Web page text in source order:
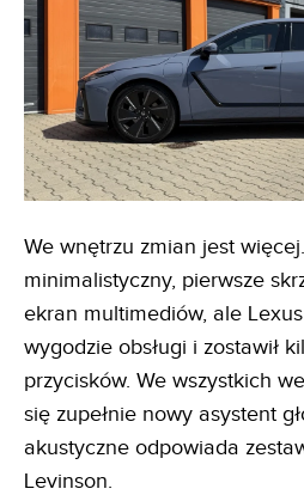
We wnętrzu zmian jest
minimalistyczny, pierwsze
ekran multimediów, ale
wygodzie obsługi i zostawił
przycisków. We wszystkich
się zupełnie nowy asystent
akustyczne odpowiada
Levinson.